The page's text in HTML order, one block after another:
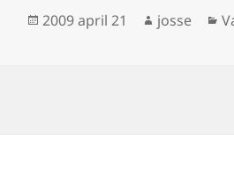
Postat
2009 april 21 Författare
josse